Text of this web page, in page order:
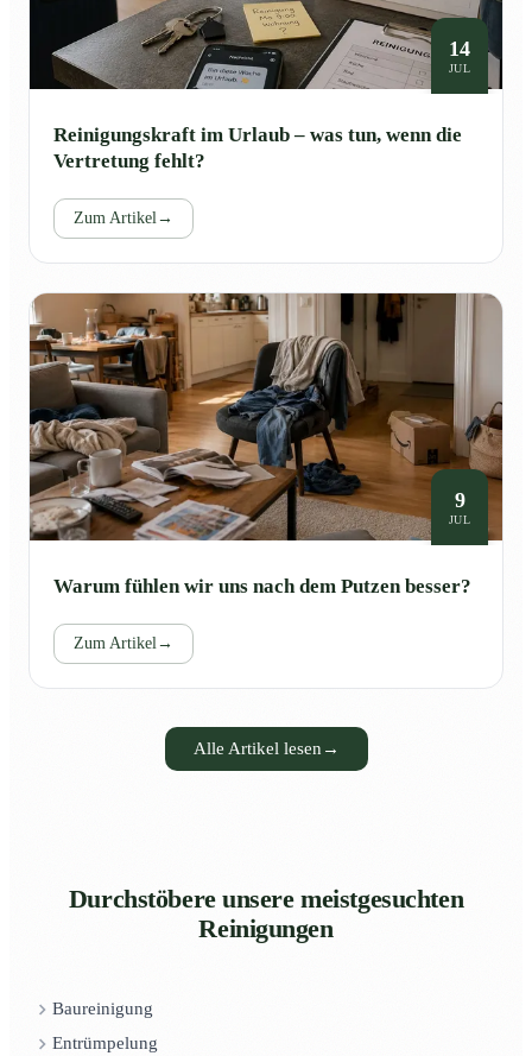
14
JUL
Reinigungskraft im Urlaub – was tun, wenn die
Vertretung fehlt?
Zum Artikel→
9
JUL
Warum fühlen wir uns nach dem Putzen besser?
Zum Artikel→
Alle Artikel lesen →
Durchstöbere unsere meistgesuchten
Reinigungen
Baureinigung
Entrümpelung